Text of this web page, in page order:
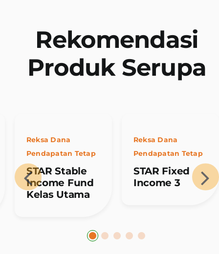
Rekomendasi
Produk Serupa
Reksa Dana
Pendapatan Tetap
STAR Stable
Income Fund
Kelas Utama
Reksa Dana
Pendapatan Tetap
STAR Fixed
Income 3